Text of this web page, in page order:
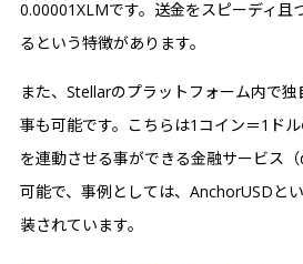
0.00001XLMです。送金をスピーディ且
るという特徴があります。
また、Stellarのプラットフォーム内で
事も可能です。こちらは1コイン＝1ド
を連動させる事ができる金融サービス
可能で、事例としては、AnchorUSDと
装されています。